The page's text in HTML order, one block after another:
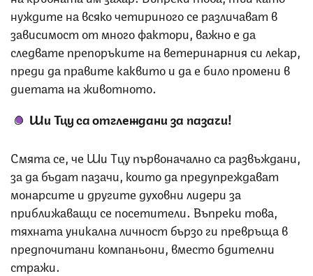
нуждите на всяко четириного се различават в
зависимост от много фактори, важно е да
следвате препоръките на ветеринарния си лекар,
преди да правите каквито и да е било промени в
диетата на животното.
Ши Тцу са отглеждани за пазачи!
Смята се, че Ши Тцу първоначално са развъждани,
за да бъдат пазачи, които да предупреждават
монарсите и другите духовни лидери за
приближаващи се посетители. Въпреки това,
тяхната уникална личност бързо ги превръща в
предпочитани компаньони, вместо бдителни
стражи.